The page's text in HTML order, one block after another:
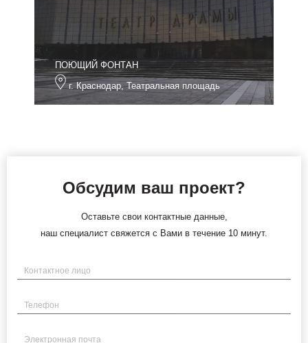
ПОЮЩИЙ ФОНТАН
г. Краснодар, Театральная площадь
Обсудим ваш проект?
Оставьте свои контактные данные,
наш специалист свяжется с Вами в течение 10 минут.
Имя
Телефон
Электронная почта